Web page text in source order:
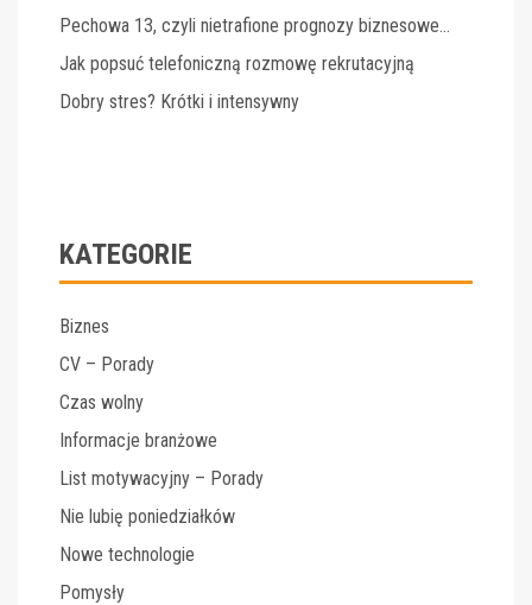
Pechowa 13, czyli nietrafione prognozy biznesowe…
Jak popsuć telefoniczną rozmowę rekrutacyjną
Dobry stres? Krótki i intensywny
KATEGORIE
Biznes
CV – Porady
Czas wolny
Informacje branżowe
List motywacyjny – Porady
Nie lubię poniedziałków
Nowe technologie
Pomysły